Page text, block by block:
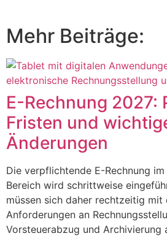
Mehr Beiträge:
E-Rechnung 2027:
Fristen und
Änderungen
Die verpflichtende E-Rechnung
Bereich wird schrittweise
müssen sich daher rechtzeitig mit
Anforderungen an
Vorsteuerabzug und Archivierung